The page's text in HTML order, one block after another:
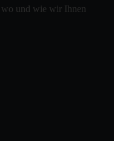
wo und wie wir Ihnen